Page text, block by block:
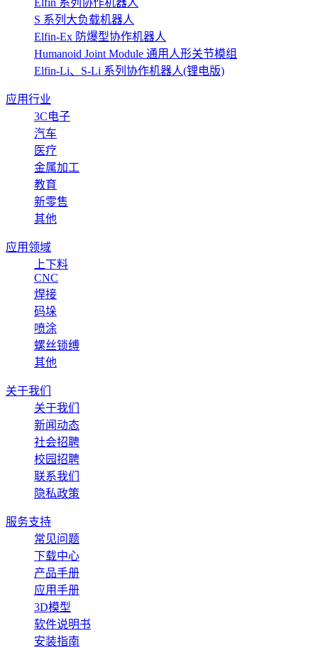
S 系列大负载机器人
Elfin-Ex 防爆型协作机器人
Humanoid Joint Module 通用人形关节模组
Elfin-Li、S-Li 系列协作机器人(锂电版)
应用行业
3C电子
汽车
医疗
金属加工
教育
新零售
其他
应用领域
上下料
CNC
焊接
码垛
喷涂
螺丝锁缚
其他
关于我们
关于我们
新闻动态
社会招聘
校园招聘
联系我们
隐私政策
服务支持
常见问题
下载中心
产品手册
应用手册
3D模型
软件说明书
安装指南